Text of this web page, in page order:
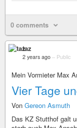
0 comments
taz
2 years ago – Public
Mein Vormieter Max
Vier Tage
Von Gereon Asmuth
Das KZ Stutthof galt